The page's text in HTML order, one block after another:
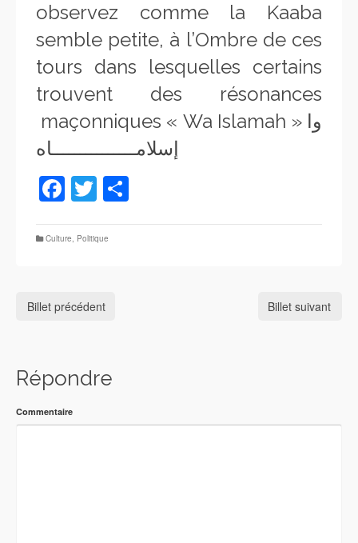
observez comme la Kaaba
semble petite, à l’Ombre de ces
tours dans lesquelles certains
trouvent des résonances
maçonniques « Wa Islamah » وا
إسلامـــــــــــــــاه
Facebook
Twitter
Culture, Politique
Billet précédent Billet suivant
Répondre
Commentaire